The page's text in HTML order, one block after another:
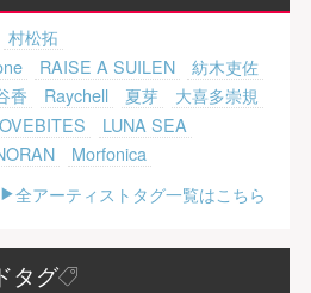
村松拓
RAISE A SUILEN
紡木吏佐
香 Raychell 夏芽
大喜多崇規
LUNA SEA
Morfonica
全アーティストタグ一覧はこちら
タグ